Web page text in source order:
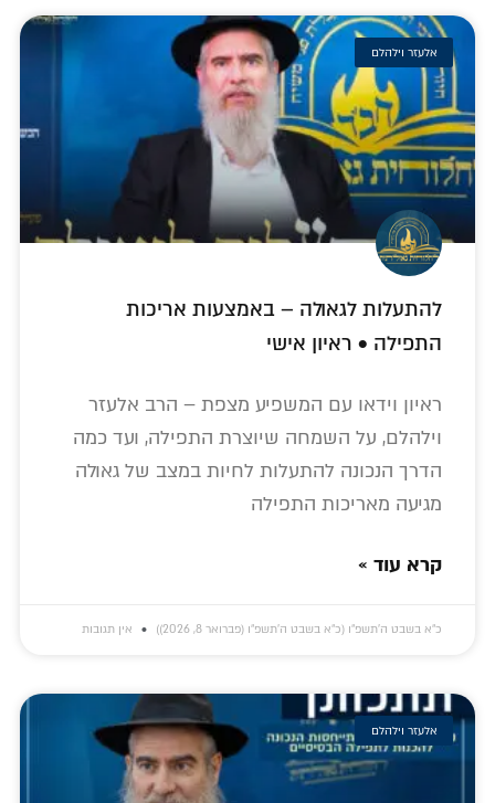
אלעזר וילהלם
להתעלות לגאולה – באמצעות אריכות
התפילה • ראיון אישי
ראיון וידאו עם המשפיע מצפת – הרב אלעזר
וילהלם, על השמחה שיוצרת התפילה, ועד כמה
הדרך הנכונה להתעלות לחיות במצב של גאולה
מגיעה מאריכות התפילה
קרא עוד »
כ״א בשבט ה׳תשפ״ו (כ״א בשבט ה׳תשפ״ו (פברואר 8, 2026)) אין תגובות
אלעזר וילהלם